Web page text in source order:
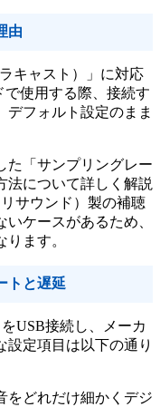
由
キャスト）」に対応
で使用する際、接続す
デフォルト設定のまま
た「サンプリングレー
法について詳しく解説
サウンド）製の補聴
ケースがあるため、
ます。
トと遅延
USB接続し、メーカ
設定項目は以下の通り
をどれだけ細かくデジ